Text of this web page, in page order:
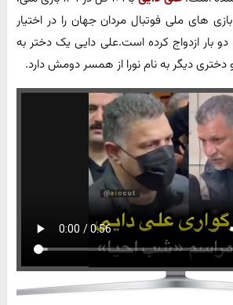
های ملی فوتبال مردان جهان را در اختیار
دو بار ازدواج کرده است.علی دایی یک دختر به
دختری دیگر به نام نورا از همسر دومش دارد.